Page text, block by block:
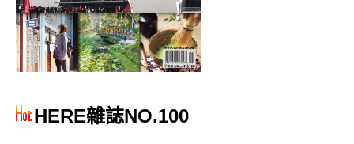
HERE雜誌NO.100